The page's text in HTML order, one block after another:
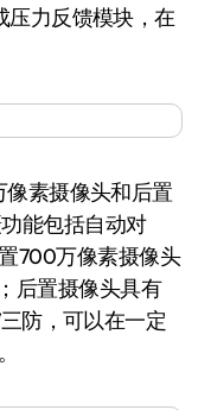
压力反馈模块，在
素摄像头和后置
能包括自动对
700万像素摄像头
后置摄像头具有
防，可以在一定